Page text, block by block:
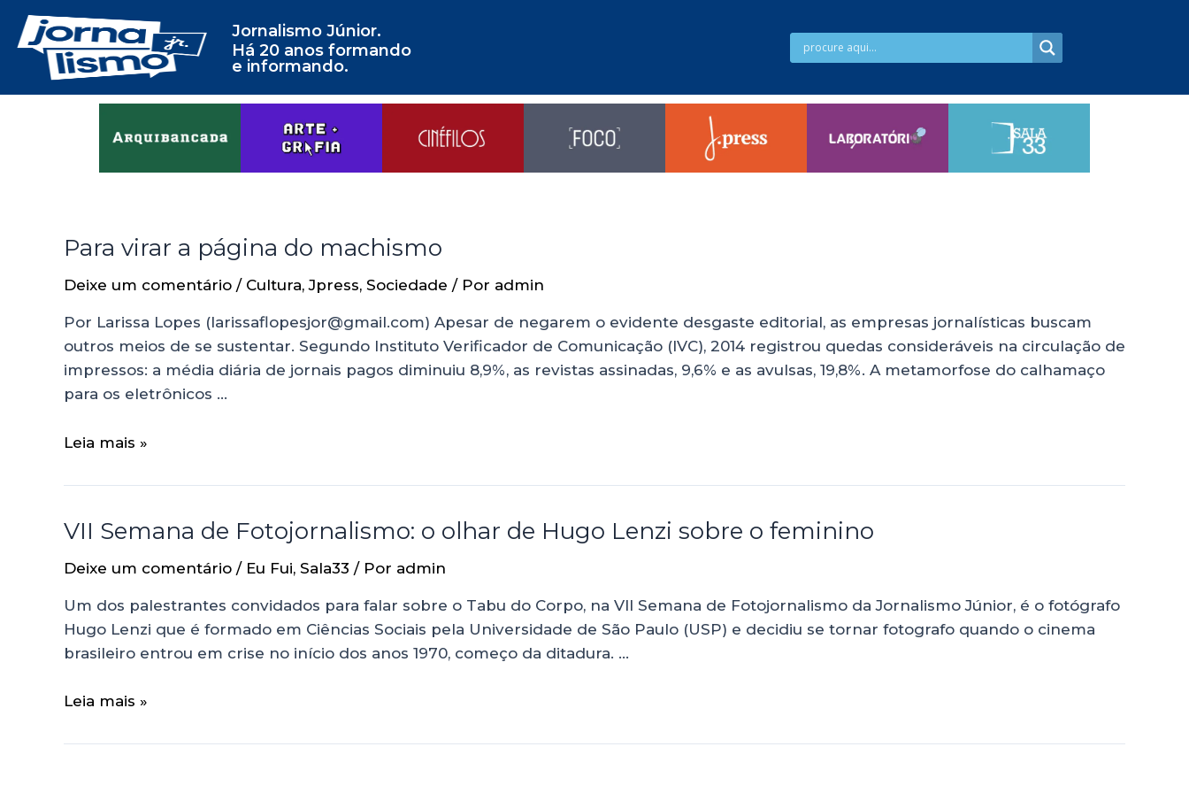
Jornalismo Júnior.
Há 20 anos formando
e informando.
Para virar a página do machismo
Deixe um comentário / Cultura,Jpress, Sociedade / Por admin
Por Larissa Lopes (larissaflopesjor@gmail.com) Apesar de negarem o evidente desgaste editorial, as empresas jornalísticas buscam
outros meios de se sustentar. Segundo Instituto Verificador de Comunicação (IVC), 2014 registrou quedas consideráveis na circulação de
impressos: a média diária de jornais pagos diminuiu 8,9%, as revistas assinadas, 9,6% e as avulsas, 19,8%. A metamorfose do calhamaço
para os eletrônicos …
Leia mais »
VII Semana de Fotojornalismo: o olhar de Hugo Lenzi sobre o feminino
Deixe um comentário / Eu Fui, Sala33 / Por admin
Um dos palestrantes convidados para falar sobre o Tabu do Corpo, na VII Semana de Fotojornalismo da Jornalismo Júnior, é o fotógrafo
Hugo Lenzi que é formado em Ciências Sociais pela Universidade de São Paulo (USP) e decidiu se tornar fotografo quando o cinema
brasileiro entrou em crise no início dos anos 1970, começo da ditadura. …
Leia mais »